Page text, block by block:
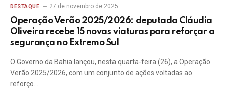
DESTAQUE 27 de novembro de 2025
Operação Verão 2025/2026: deputada Cláudia
Oliveira recebe 15 novas viaturas para reforçar a
segurança no Extremo Sul
O Governo da Bahia lançou, nesta quarta-feira (26), a Operação
Verão 2025/2026, com um conjunto de ações voltadas ao
reforço…